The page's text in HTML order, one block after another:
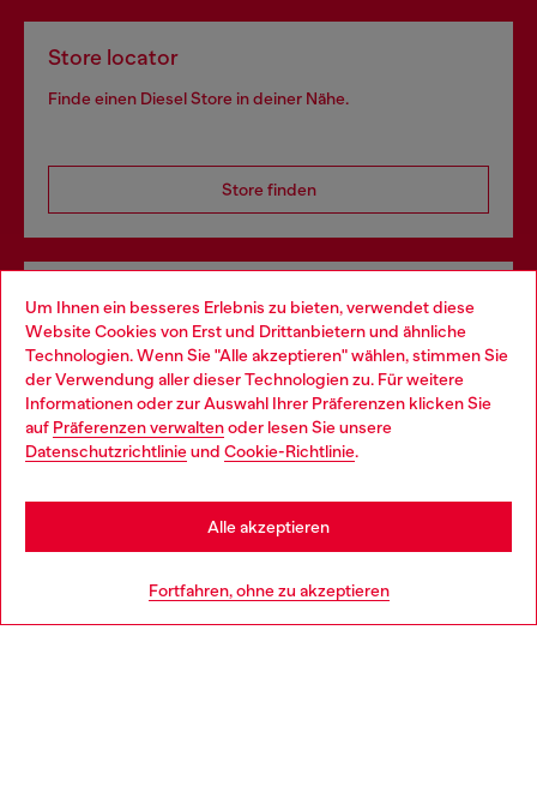
Um Ihnen ein besseres Erlebnis zu bieten, verwendet diese
Website Cookies von Erst und Drittanbietern und ähnliche
Technologien. Wenn Sie "Alle akzeptieren" wählen, stimmen Sie
der Verwendung aller dieser Technologien zu. Für weitere
Informationen oder zur Auswahl Ihrer Präferenzen klicken Sie
auf Präferenzen verwaltenoder lesen Sie unsere
Datenschutzrichtlinieund Cookie-Richtlinie.
Fortfahren, ohne zu akzeptieren
Alle akzeptieren
Store locator
Finde einen Diesel Store in deiner Nähe.
Store finden
Omnichannel-Services
Entdecke unser gesamtes Service-Angebot, online und
im Store.
Mehr erfahren
Choose your location
You are currently browsing Deutschland website, but it seems
you may be based in United States